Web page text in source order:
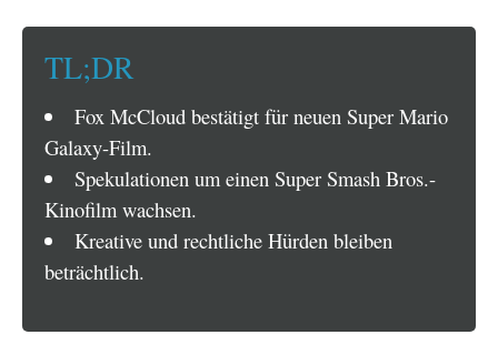
TL;DR
Fox McCloud bestätigt für neuen Super Mario
Galaxy-Film.
Spekulationen um einen Super Smash Bros.-
Kinofilm wachsen.
Kreative und rechtliche Hürden bleiben
beträchtlich.